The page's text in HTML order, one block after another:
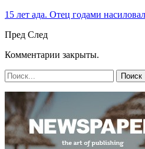
15 лет ада. Отец годами
Пред След
Комментарии закрыты.